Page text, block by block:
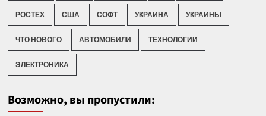
РОСТЕХ США СОФТ УКРАИНА УКРАИНЫ
ЧТО НОВОГО АВТОМОБИЛИ ТЕХНОЛОГИИ
ЭЛЕКТРОНИКА
Возможно, вы пропустили: